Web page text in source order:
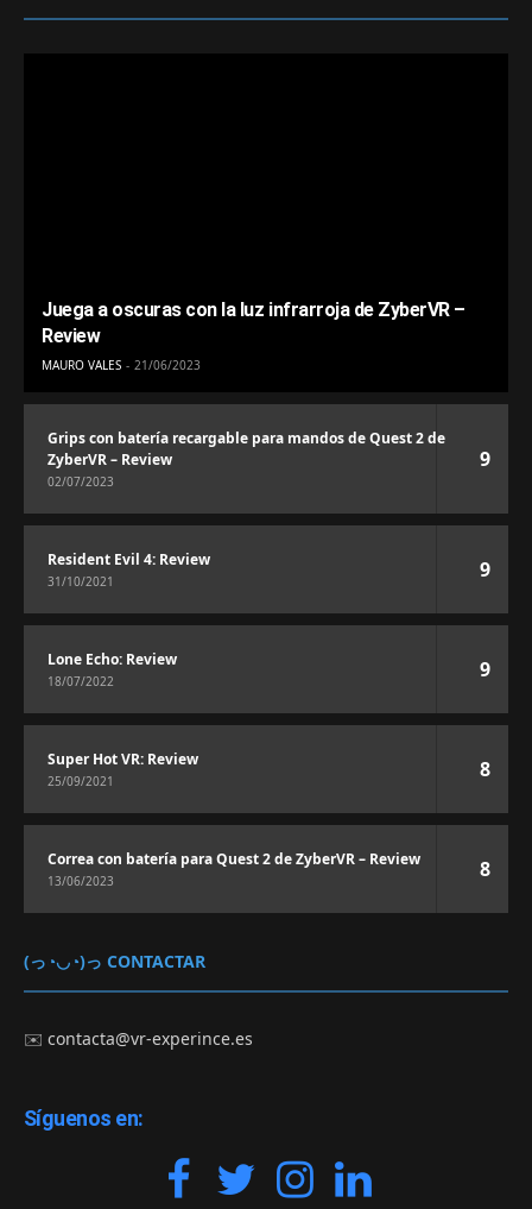
Juega a oscuras con la luz infrarroja de ZyberVR –
Review
MAURO VALES 21/06/2023
Grips con batería recargable para mandos de Quest 2 de
ZyberVR – Review
02/07/2023
9
Resident Evil 4: Review
31/10/2021 9
Lone Echo: Review
18/07/2022 9
Super Hot VR: Review
25/09/2021 8
Correa con batería para Quest 2 de ZyberVR – Review
13/06/2023 8
(っ◔◡◔)っ CONTACTAR
✉️contacta@vr-experince.es
Síguenos en: